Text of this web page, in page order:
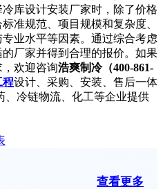
库设计安装厂家时，除了价格
准规范、项目规模和复杂度、
业水平等因素。通过综合考虑
厂家并得到合理的报价。 如果
，欢迎咨询浩爽制冷（400-861-
程设计、采购、安装、售后一体
、冷链物流、化工等企业提供
查看更多